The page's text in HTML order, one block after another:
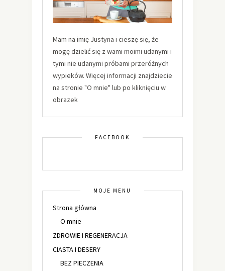
Mam na imię Justyna i cieszę się, że
mogę dzielić się z wami moimi udanymi i
tymi nie udanymi próbami przeróżnych
wypieków. Więcej informacji znajdziecie
na stronie "O mnie" lub po kliknięciu w
obrazek
FACEBOOK
MOJE MENU
Strona główna
O mnie
ZDROWIE I REGENERACJA
CIASTA I DESERY
BEZ PIECZENIA